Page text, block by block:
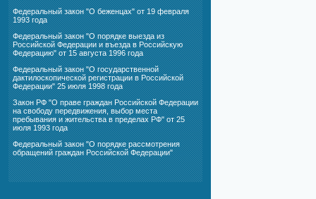
Федеральный закон "О беженцах" от 19 февраля
1993 года
Федеральный закон "О порядке выезда из
Российской Федерации и въезда в Российскую
Федерацию" от 15 августа 1996 года
Федеральный закон "О государственной
дактилоскопической регистрации в Российской
Федерации" 25 июля 1998 года
Закон РФ "О праве граждан Российской Федерации
на свободу передвижения, выбор места
пребывания и жительства в пределах РФ" от 25
июля 1993 года
Федеральный закон "О порядке рассмотрения
обращений граждан Российской Федерации"